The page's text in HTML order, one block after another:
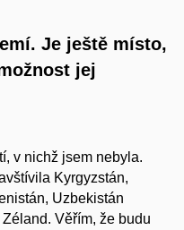
Je ještě místo,
jej
v nichž jsem nebyla.
Kyrgyzstán,
Uzbekistán
Věřím, že budu